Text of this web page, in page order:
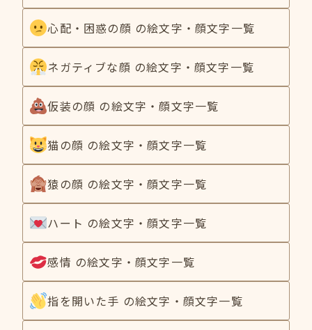
心配・困惑の顔 の絵文字・顔文字一覧
ネガティブな顔 の絵文字・顔文字一覧
仮装の顔 の絵文字・顔文字一覧
猫の顔 の絵文字・顔文字一覧
猿の顔 の絵文字・顔文字一覧
ハート の絵文字・顔文字一覧
感情 の絵文字・顔文字一覧
指を開いた手 の絵文字・顔文字一覧